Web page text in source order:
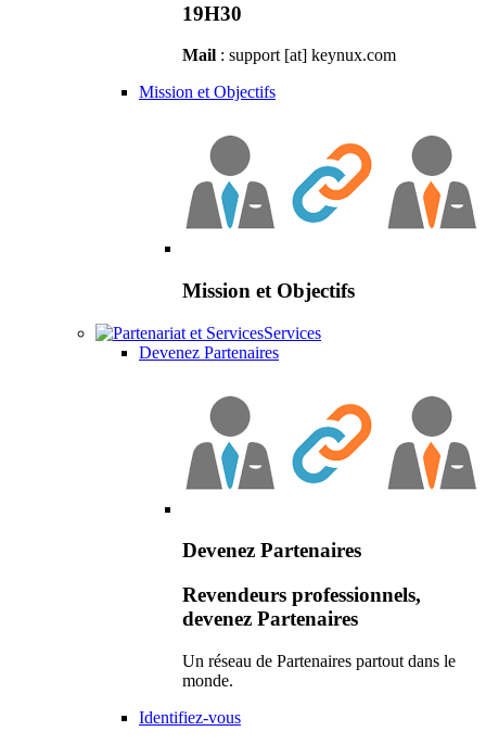
19H30
Mail : support [at] keynux.com
Mission et Objectifs
Mission et Objectifs
Services
Devenez Partenaires
Devenez Partenaires
Revendeurs professionnels,
devenez Partenaires
Un réseau de Partenaires partout dans le
monde.
Identifiez-vous